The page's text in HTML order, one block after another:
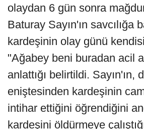
olaydan 6 gün sonra
Baturay Sayın'ın savcılığa
kardeşinin olay günü
"Ağabey beni buradan acil
anlattığı belirtildi. Sayın'ın,
eniştesinden kardeşinin
intihar ettiğini öğrendiğini
kardeşini öldürmeye